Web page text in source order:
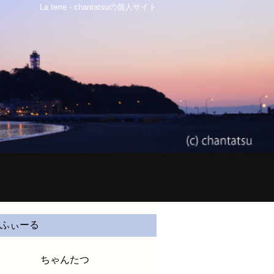
La terre - chantatsuの個人サイト
ぃーる
ちゃんたつ